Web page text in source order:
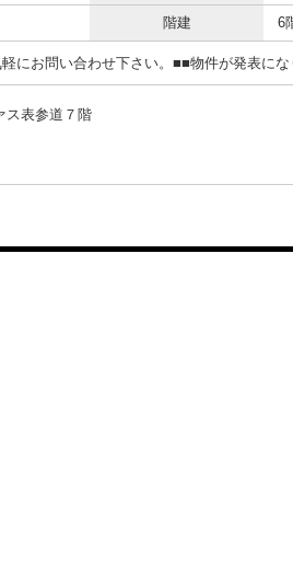
階建 6
にお問い合わせ下さい。■■物件が発表にな
ス表参道７階